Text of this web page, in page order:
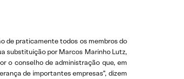
de praticamente todos os membros do
substituição por Marcos Marinho Lutz,
o conselho de administração que, em
de importantes empresas”, dizem